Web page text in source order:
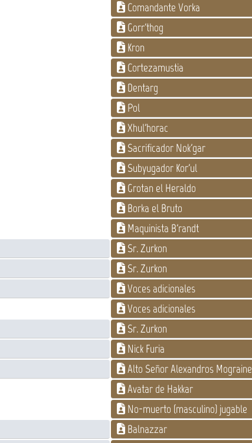
Comandante Vorka
Gorr'thog
Kron
Cortezamustia
Dentarg
Pol
Xhul'horac
Sacrificador Nok'gar
Subyugador Kor'ul
Grotan el Heraldo
Borka el Bruto
Maquinista B'randt
Sr. Zurkon
Sr. Zurkon
Voces adicionales
Voces adicionales
Sr. Zurkon
Nick Furia
Alto Señor Alexandros Mograine
Avatar de Hakkar
No-muerto (masculino) jugable
Balnazzar